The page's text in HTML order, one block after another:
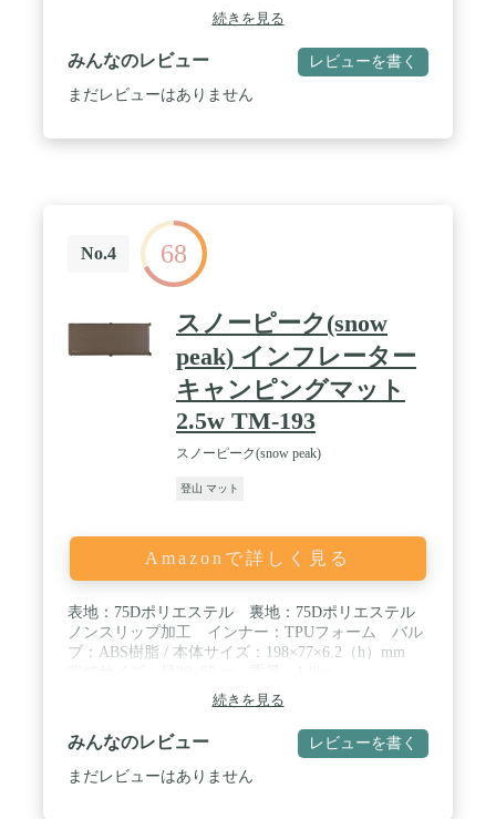
/ 付属品: ゴムバンド / キャンプマット1人用 / 材質:
マット/発泡ポリエチレン・EVA樹脂、バンド/合成
ゴム / カラー: グリーン / 特徴1: 優れた保温性とク
ッション性で地面の凸凹や冷気をシャットアウト /
特徴2: 半分に折ってクッションマットやヘッド部を
続きを見る
みんなのレビュー レビューを書く
まだレビューはありません
No.4 68
スノーピーク(snow
peak) インフレーター
キャンピングマット
2.5w TM-193
スノーピーク(snow peak)
登山 マット
Amazonで詳しく見る
表地：75Dポリエステル 裏地：75Dポリエステル
ノンスリップ加工 インナー：TPUフォーム バル
ブ：ABS樹脂 / 本体サイズ：198×77×6.2（h）mm
続きを見る
みんなのレビュー レビューを書く
まだレビューはありません